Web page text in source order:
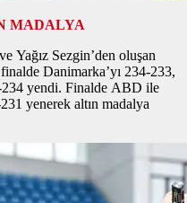
MADALYA
Yağız Sezgin’den oluşan
Danimarka’yı 234-233,
234 yendi. Finalde ABD ile
yenerek altın madalya